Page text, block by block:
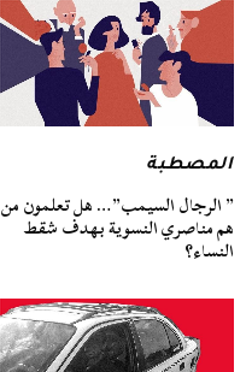
المصطبة
” الرجال السيمب”… هل تعلمون من
هم مناصري النسوية بهدف شقط
النساء؟